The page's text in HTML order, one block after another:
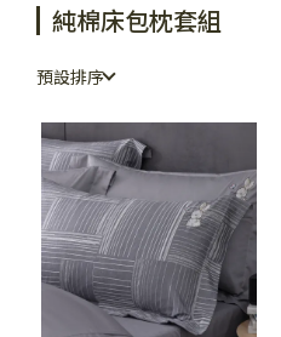
純棉床包枕套組
預設排序